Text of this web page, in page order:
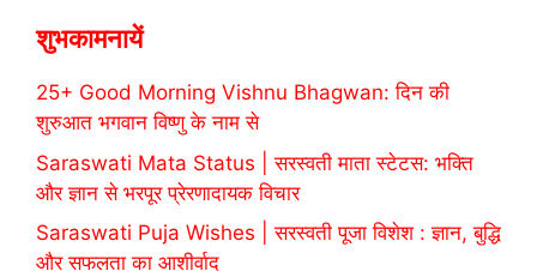
शुभकामनायें
25+ Good Morning Vishnu Bhagwan: दिन की
शुरुआत भगवान विष्णु के नाम से
Saraswati Mata Status | सरस्वती माता स्टेटस: भक्ति
और ज्ञान से भरपूर प्रेरणादायक विचार
Saraswati Puja Wishes | सरस्वती पूजा विशेश : ज्ञान, बुद्धि
और सफलता का आशीर्वाद